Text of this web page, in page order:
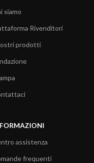
siamo
Rivenditori
prodotti
assistenza
frequenti